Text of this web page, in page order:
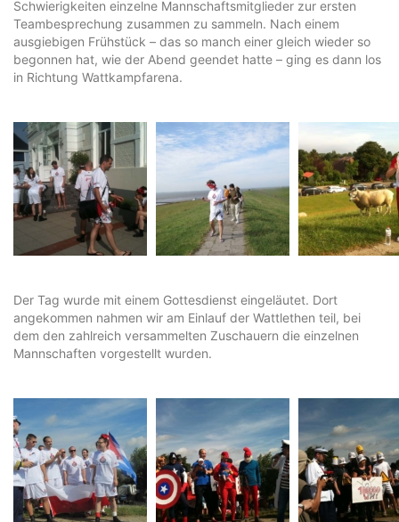
Schwierigkeiten einzelne Mannschaftsmitglieder zur ersten
Teambesprechung zusammen zu sammeln. Nach einem
ausgiebigen Frühstück – das so manch einer gleich wieder so
begonnen hat, wie der Abend geendet hatte – ging es dann los
in Richtung Wattkampfarena.
Der Tag wurde mit einem Gottesdienst eingeläutet. Dort
angekommen nahmen wir am Einlauf der Wattlethen teil, bei
dem den zahlreich versammelten Zuschauern die einzelnen
Mannschaften vorgestellt wurden.